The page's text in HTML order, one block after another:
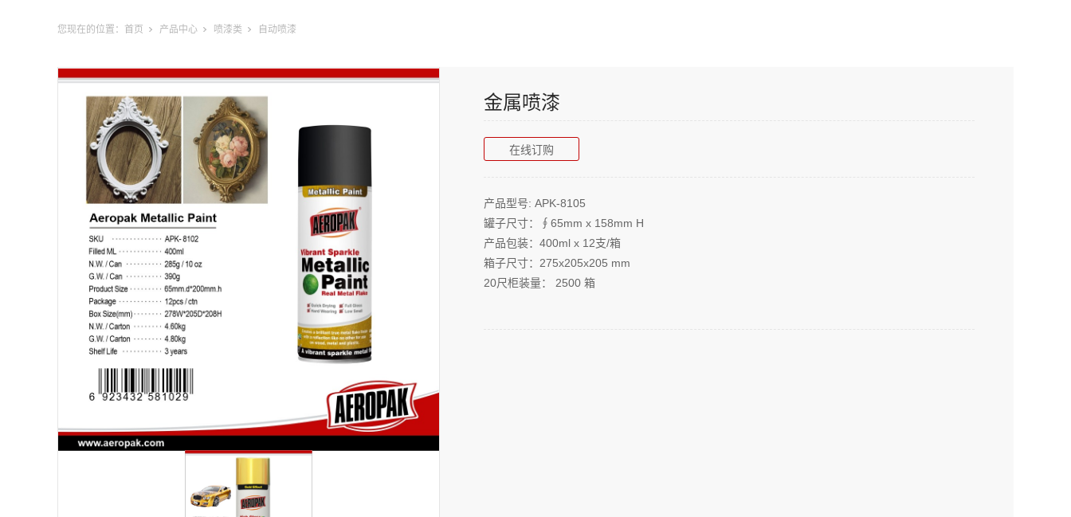
您现在的位置： 首页 产品中心 喷漆类 自动喷漆
金属喷漆
在线订购
产品型号: APK-8105
罐子尺寸：∮65mm x 158mm H
产品包装：400ml x 12支/箱
箱子尺寸：275x205x205 mm
20尺柜装量： 2500 箱